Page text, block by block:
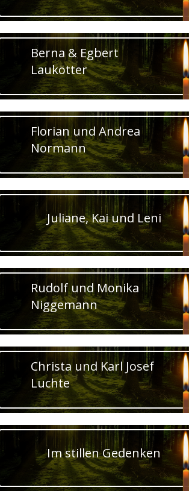
Berna & Egbert
Laukötter
Florian und Andrea
Normann
Juliane, Kai und Leni
Rudolf und Monika
Niggemann
Christa und Karl Josef
Luchte
Im stillen Gedenken